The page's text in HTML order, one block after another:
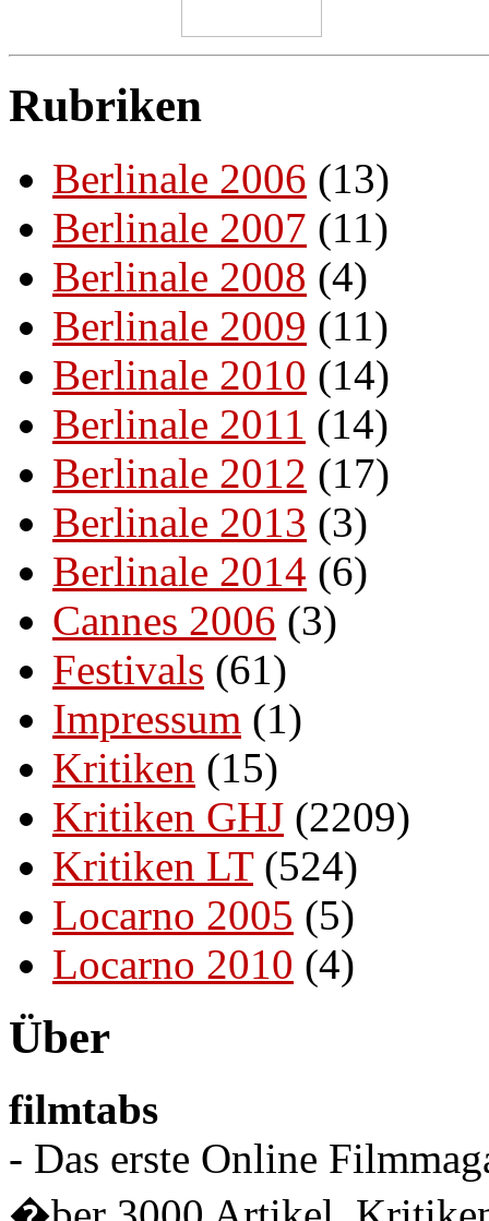
Rubriken
Berlinale 2006 (13)
Berlinale 2007 (11)
Berlinale 2008 (4)
Berlinale 2009 (11)
Berlinale 2010 (14)
Berlinale 2011 (14)
Berlinale 2012 (17)
Berlinale 2013 (3)
Berlinale 2014 (6)
Cannes 2006 (3)
Festivals (61)
Impressum (1)
Kritiken (15)
Kritiken GHJ (2209)
Kritiken LT(524)
Locarno 2005 (5)
Locarno 2010 (4)
Über
filmtabs
- Das erste Online